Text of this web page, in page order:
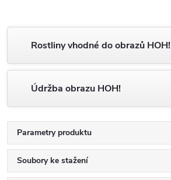
Rostliny vhodné do obrazů HOH!
Údržba obrazu HOH!
Parametry produktu
Soubory ke stažení